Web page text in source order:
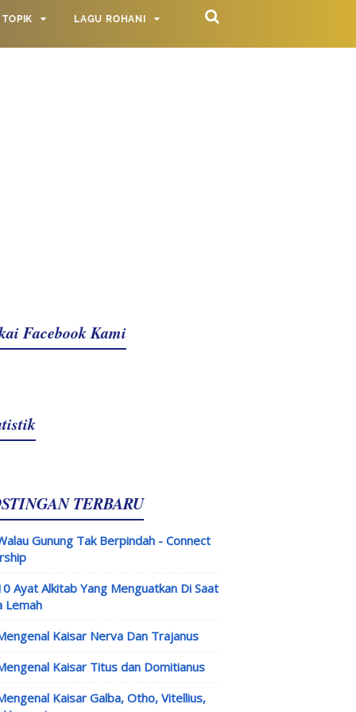
TOPIK LAGU ROHANI
Facebook Kami
TERBARU
Gunung Tak Berpindah - Connect
Ayat Alkitab Yang Menguatkan Di Saat
Lemah
Kaisar Nerva Dan Trajanus
Kaisar Titus dan Domitianus
Kaisar Galba, Otho, Vitellius,